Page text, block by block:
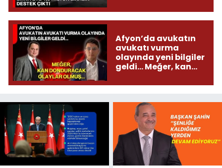
Afyon’da avukatın
avukatı vurma
olayında yeni bilgiler
geldi... Meğer, kan
olmuş...